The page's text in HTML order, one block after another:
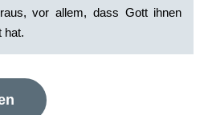
vor allem, dass Gott ihnen
hat.‭